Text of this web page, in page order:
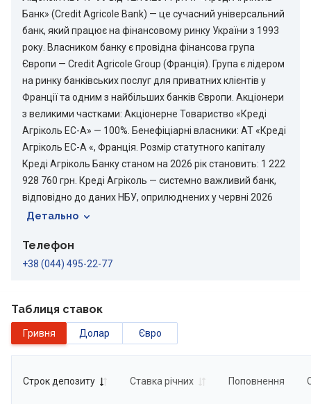
Банк» (Credit Agricole Bank) — це сучасний універсальний
банк, який працює на фінансовому ринку України з 1993
року. Власником банку є провідна фінансова група
Європи — Credit Agricole Group (Франція). Група є лідером
на ринку банківських послуг для приватних клієнтів у
Франції та одним з найбільших банків Європи. Акціонери
з великими частками: Акціонерне Товариство «Креді
Агріколь ЕС-А» — 100%. Бенефіціарні власники: АТ «Креді
Агріколь ЕС-А «, Франція. Розмір статутного капіталу
Креді Агріколь Банку станом на 2026 рік становить: 1 222
928 760 грн. Креді Агріколь — системно важливий банк,
відповідно до даних НБУ, оприлюднених у червні 2026
року. Банк є членом Фонду гарантування вкладів
Агріколь став переможцем FinAwards 2026 в номінації:
«Стійкий банк»
кредит готівкою. Креді Агріколь Банк став срібним
призером FinAwards 2025 у номінації «Найкращий кредит
готівкою» та бронзовим призером FinAwards 2025 у
срібним призером FinAwards 2024 у номінації «Стійкий
Детально
Телефон
+38 (044) 495-22-77
Таблиця ставок
гривня долар євро
Строк депозиту Ставка річних Поповнення